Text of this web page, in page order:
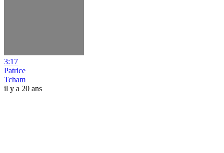
3:17
Patrice
Tcham
il y a 20 ans